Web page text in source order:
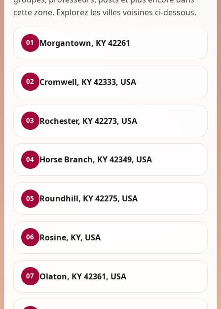
cette zone. Explorez les villes voisines ci-dessous.
01 Morgantown, KY 42261
02 Cromwell, KY 42333, USA
03 Rochester, KY 42273, USA
04 Horse Branch, KY 42349, USA
05 Roundhill, KY 42275, USA
06 Rosine, KY, USA
07 Olaton, KY 42361, USA